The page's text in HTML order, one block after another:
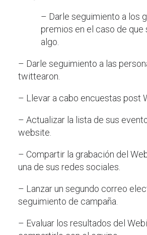
– Darle seguimiento a los
premios en el caso de que
algo.
– Darle seguimiento a las
twittearon.
– Llevar a cabo encuestas post
– Actualizar la lista de sus
website.
– Compartir la grabación del
una de sus redes sociales.
– Lanzar un segundo correo
seguimiento de campaña.
– Evaluar los resultados del